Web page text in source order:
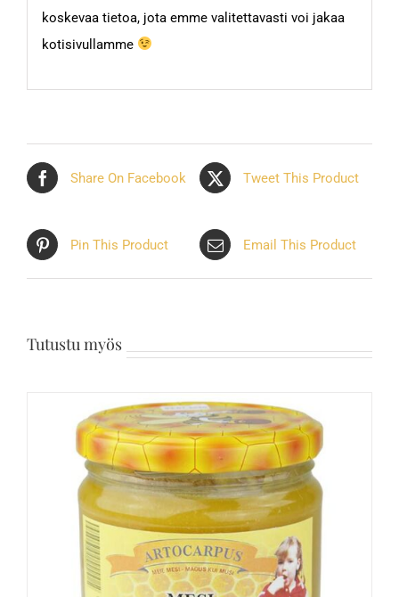
koskevaa tietoa, jota emme valitettavasti voi jakaa
kotisivullamme
Share On Facebook Tweet This Product
Pin This Product Email This Product
Tutustu myös